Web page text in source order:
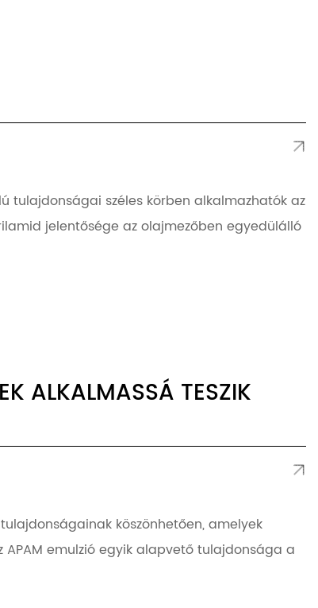
tulajdonságai széles körben alkalmazhatók az
jelentősége az olajmezőben egyedülálló
ALKALMASSÁ TESZIK
köszönhetően, amelyek
emulzió egyik alapvető tulajdonsága a